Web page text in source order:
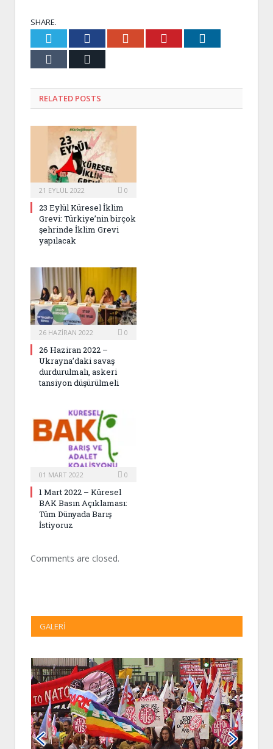
SHARE.
Twitter Facebook Google+ Pinterest
Tumblr
RELATED POSTS
21 EYLÜL 2022 0
23 Eylül Küresel İklim
Grevi: Türkiye’nin birçok
şehrinde İklim Grevi
yapılacak
26 HAZIRAN 2022 0
26 Haziran 2022 –
Ukrayna’daki savaş
durdurulmalı, askeri
tansiyon düşürülmeli
01 MART 2022 0
1 Mart 2022 – Küresel
BAK Basın Açıklaması:
Tüm Dünyada Barış
İstiyoruz
Comments are closed.
GALERI